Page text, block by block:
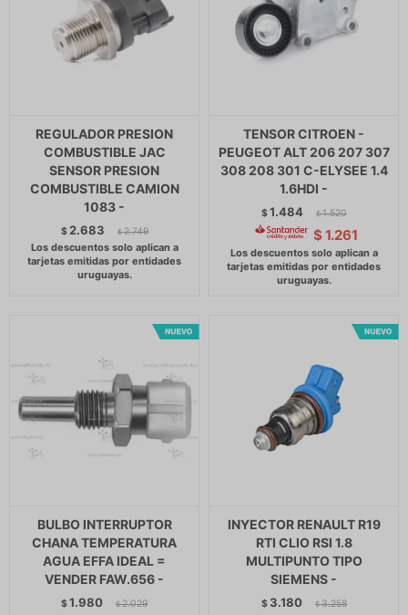
REGULADOR PRESION
COMBUSTIBLE JAC
SENSOR PRESION
COMBUSTIBLE CAMION
1083 -
$ 2.683 $ 2.749
TENSOR CITROEN -
PEUGEOT ALT 206 207 307
308 208 301 C-ELYSEE 1.4
1.6HDI -
$1.484 $ 1.520
$ 1.261
BULBO INTERRUPTOR
CHANA TEMPERATURA
AGUA EFFA IDEAL =
VENDER FAW.656 -
$1.980 $ 2.029
INYECTOR RENAULT R19
RTI CLIO RSI 1.8
MULTIPUNTO TIPO
SIEMENS -
$ 3.180 $ 3.258